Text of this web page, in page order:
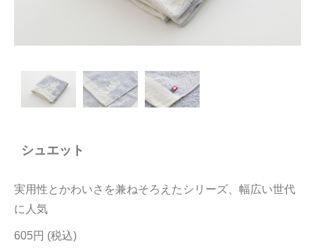
当サイトについて
店舗リスト
ヘルプ
シュエット
実用性とかわいさを兼ねそろえたシリーズ、幅広い世代
に人気
605円